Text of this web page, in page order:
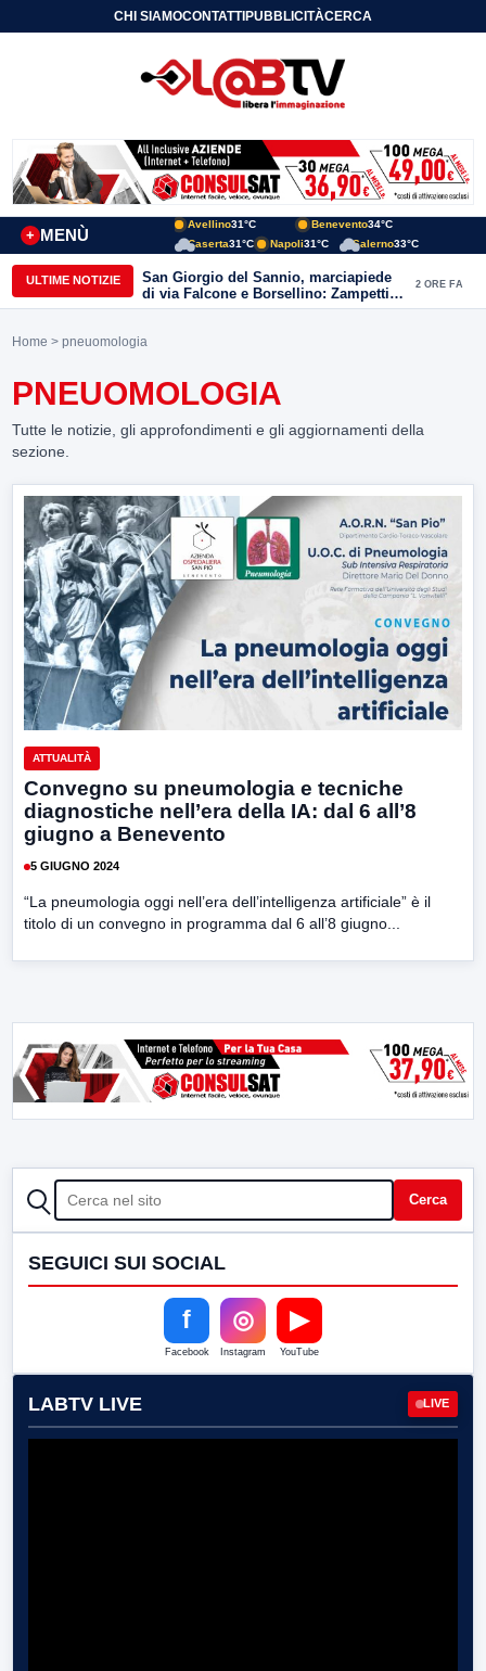
CHI SIAMOCONTATTIPUBBLICITÀCERCA
MENÙ
+
Avellino31°C Benevento34°C
Caserta31°C Napoli31°C Salerno33°C
ULTIME NOTIZIE
San Giorgio del Sannio, marciapiede
di via Falcone e Borsellino: Zampetti e
Lombardi replicano alle polemiche
2 ORE FA
Home > pneuomologia
PNEUOMOLOGIA
Tutte le notizie, gli approfondimenti e gli aggiornamenti della
sezione.
ATTUALITÀ
Convegno su pneumologia e tecniche
diagnostiche nell’era della IA: dal 6 all’8
giugno a Benevento
5 GIUGNO 2024
“La pneumologia oggi nell’era dell’intelligenza artificiale” è il
titolo di un convegno in programma dal 6 all’8 giugno...
CERCA Cerca
SEGUICI SUI SOCIAL
f
Facebook
◎
Instagram
▶
YouTube
LABTV LIVE LIVE